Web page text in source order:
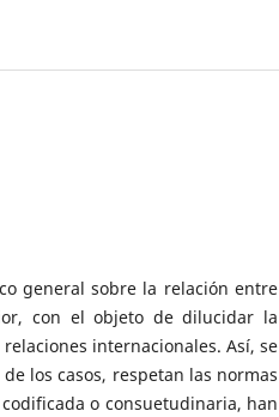
general sobre la relación entre
con el objeto de dilucidar la
internacionales. Así, se
los casos, respetan las normas
o consuetudinaria, han